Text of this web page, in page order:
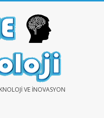
VE İNOVASYON